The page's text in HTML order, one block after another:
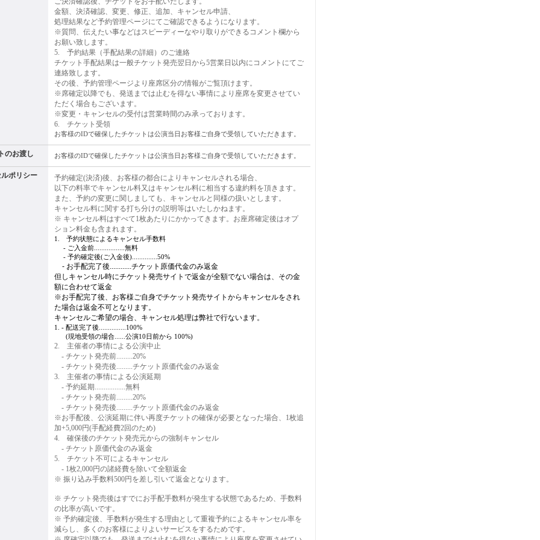
金額、決済確認、変更、修正、追加、キャンセル申請、
処理結果など予約管理ページにてご確認できるようになります。
※質問、伝えたい事などはスピーディーなやり取りができるコメント欄から
お願い致します。
5. 予約結果（手配結果の詳細）のご連絡
チケット手配結果は一般チケット発売翌日から5営業日以内にコメントにてご
連絡致します。
その後、予約管理ページより座席区分の情報がご覧頂けます。
※席確定以降でも、発送までは止むを得ない事情により座席を変更させてい
ただく場合もございます。
※変更・キャンセルの受付は営業時間のみ承っております。
6. チケット受領
お客様のIDで確保したチケットは公演当日お客様ご自身で受領していただきます。
のお渡し お客様のIDで確保したチケットは公演当日お客様ご自身で受領していただきます。
ポリシー
予約確定(決済)後、お客様の都合によりキャンセルされる場合、
以下の料率でキャンセル料又はキャンセル料に相当する違約料を頂きます。
また、予約の変更に関しましても、キャンセルと同様の扱いとします。
キャンセル料に関する打ち分けの説明等はいたしかねます。
※ キャンセル料はすべて1枚あたりにかかってきます。お座席確定後はオプ
ション料金も含まれます。
1. 予約状態によるキャンセル手数料
- ご入金前.................無料
- 予約確定後(ご入金後)..............50%
- お手配完了後............チケット原価代金のみ返金
但しキャンセル時にチケット発売サイトで返金が全額でない場合は、その金
額に合わせて返金
※お手配完了後、お客様ご自身でチケット発売サイトからキャンセルをされ
た場合は返金不可となります。
キャンセルご希望の場合、キャンセル処理は弊社で行ないます。
1. - 配送完了後...............100%
(現地受領の場合......公演10日前から 100%)
2. 主催者の事情による公演中止
- チケット発売前.........20%
- チケット発売後.........チケット原価代金のみ返金
3. 主催者の事情による公演延期
- 予約延期.................無料
- チケット発売前.........20%
- チケット発売後.........チケット原価代金のみ返金
※お手配後、公演延期に伴い再度チケットの確保が必要となった場合、1枚追
加+5,000円(手配経費2回のため)
4. 確保後のチケット発売元からの強制キャンセル
- チケット原価代金のみ返金
5. チケット不可によるキャンセル
- 1枚2,000円の諸経費を除いて全額返金
※ 振り込み手数料500円を差し引いて返金となります。
※ チケット発売後はすでにお手配手数料が発生する状態であるため、手数料
の比率が高いです。
※ 予約確定後、手数料が発生する理由として重複予約によるキャンセル率を
減らし、多くのお客様によりよいサービスをするためです。